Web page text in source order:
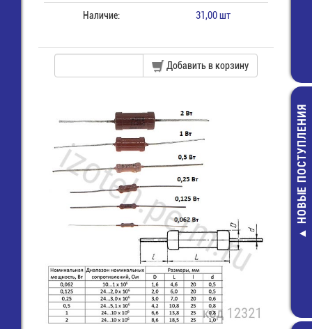
Разъем 2х20
пайки на
НОВЫЕ ПОСТУПЛЕНИЯ
Наличие: 31,00 шт
Добавить в корзину